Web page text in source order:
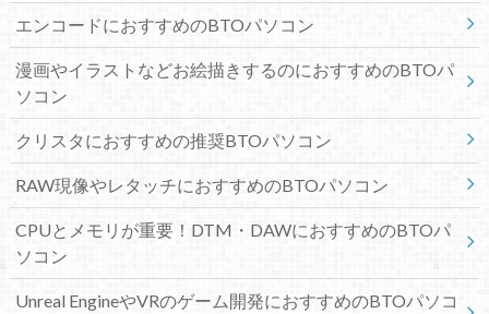
エンコードにおすすめのBTOパソコン
漫画やイラストなどお絵描きするのにおすすめのBTOパ
ソコン
クリスタにおすすめの推奨BTOパソコン
RAW現像やレタッチにおすすめのBTOパソコン
CPUとメモリが重要！DTM・DAWにおすすめのBTOパ
ソコン
Unreal EngineやVRのゲーム開発におすすめのBTOパソコ